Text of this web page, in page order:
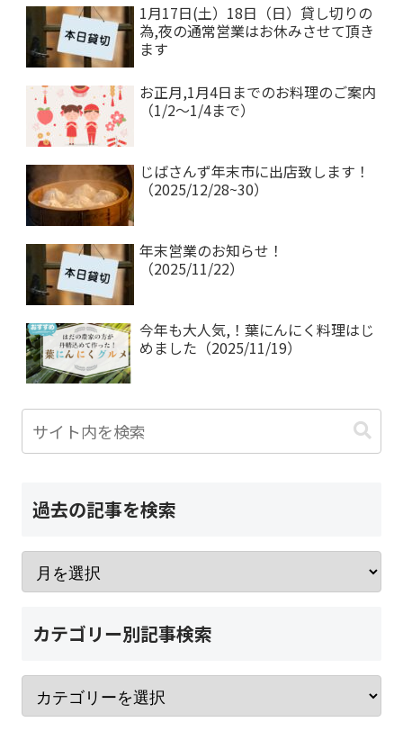
1月17日(土）18日（日）貸し切りの
為,夜の通常営業はお休みさせて頂き
ます
お正月,1月4日までのお料理のご案内
（1/2～1/4まで）
じばさんず年末市に出店致します！
（2025/12/28~30）
年末営業のお知らせ！
（2025/11/22）
今年も大人気,！葉にんにく料理はじ
めました（2025/11/19）
過去の記事を検索
カテゴリー別記事検索